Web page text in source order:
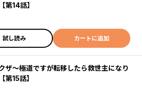
第14話】
試し読み カートに追加
ザ～極道ですが転移したら救世主になり
第15話】